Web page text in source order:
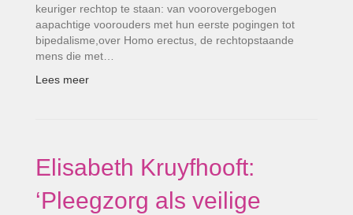
keuriger rechtop te staan: van voorovergebogen
aapachtige voorouders met hun eerste pogingen tot
bipedalisme,over Homo erectus, de rechtopstaande
mens die met…
Lees meer
Elisabeth Kruyfhooft:
‘Pleegzorg als veilige